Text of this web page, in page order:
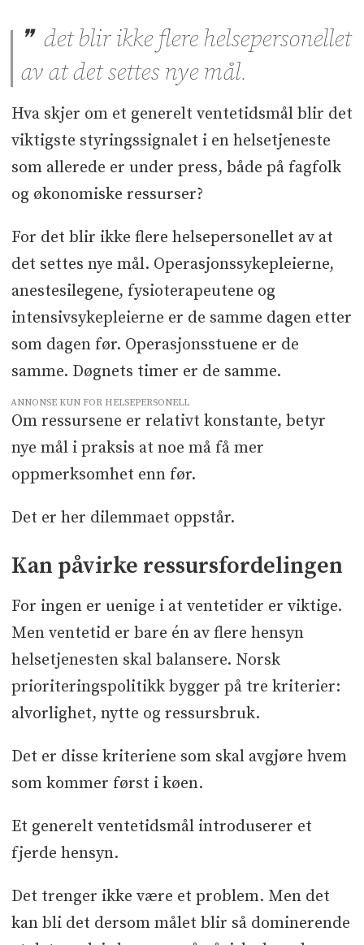
det blir ikke flere helsepersonellet
av at det settes nye mål.
Hva skjer om et generelt ventetidsmål blir det
viktigste styringssignalet i en helsetjeneste
som allerede er under press, både på fagfolk
og økonomiske ressurser?
For det blir ikke flere helsepersonellet av at
det settes nye mål. Operasjonssykepleierne,
anestesilegene, fysioterapeutene og
intensivsykepleierne er de samme dagen etter
som dagen før. Operasjonsstuene er de
samme. Døgnets timer er de samme.
ANNONSE KUN FOR HELSEPERSONELL
Om ressursene er relativt konstante, betyr
nye mål i praksis at noe må få mer
oppmerksomhet enn før.
Det er her dilemmaet oppstår.
Kan påvirke ressursfordelingen
For ingen er uenige i at ventetider er viktige.
Men ventetid er bare én av flere hensyn
helsetjenesten skal balansere. Norsk
prioriteringspolitikk bygger på tre kriterier:
alvorlighet, nytte og ressursbruk.
Det er disse kriteriene som skal avgjøre hvem
som kommer først i køen.
Et generelt ventetidsmål introduserer et
fjerde hensyn.
Det trenger ikke være et problem. Men det
kan bli det dersom målet blir så dominerende